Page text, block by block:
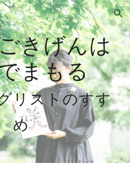
Skip to navigation
きげんは
まもる
リストのすす
め